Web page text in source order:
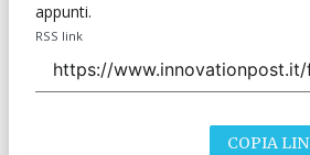
appunti.
RSS link
COPIA